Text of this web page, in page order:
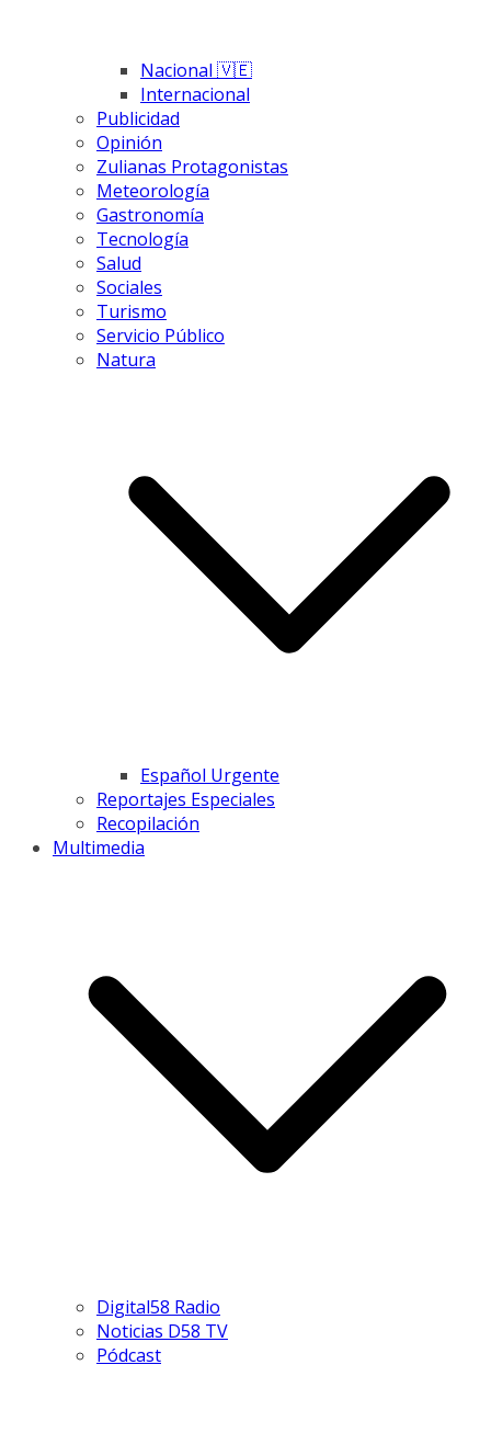
Nacional 🇻🇪
Internacional
Publicidad
Opinión
Zulianas Protagonistas
Meteorología
Gastronomía
Tecnología
Salud
Sociales
Turismo
Servicio Público
Natura
Español Urgente
Reportajes Especiales
Recopilación
Multimedia
Digital58 Radio
Noticias D58 TV
Pódcast